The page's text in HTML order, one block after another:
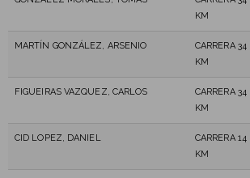
KM
MARTÍN GONZÁLEZ, ARSENIO
CARRERA 34
KM
FIGUEIRAS VAZQUEZ, CARLOS
CARRERA 34
KM
CID LOPEZ, DANIEL
CARRERA 14
KM